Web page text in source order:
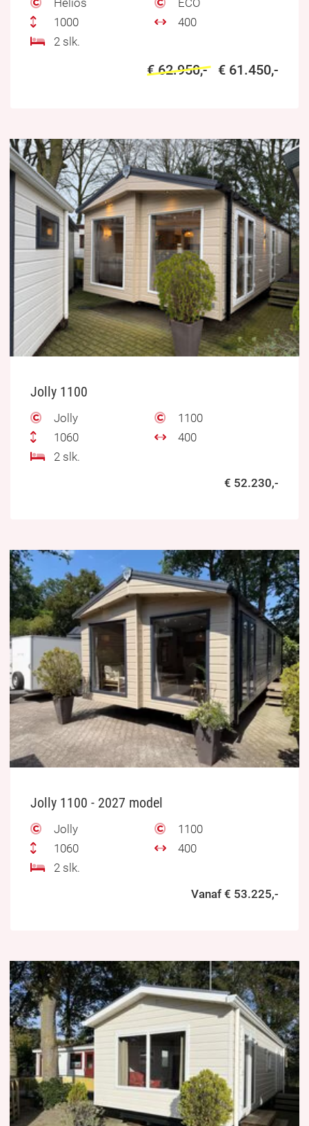
1000
400
2 slk.
€ 62.950,- € 61.450,-
Jolly 1100
Jolly
1100
1060
400
2 slk.
€ 52.230,-
Jolly 1100 - 2027 model
Jolly
1100
1060
400
2 slk.
Vanaf € 53.225,-